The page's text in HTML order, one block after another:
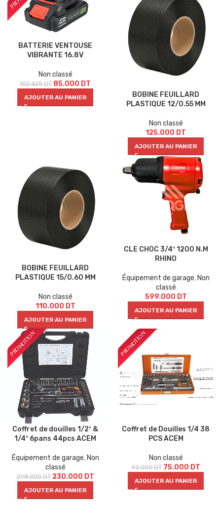
BATTERIE VENTOUSE
VIBRANTE 16.8V
Non classé
102.425DT 85.000 DT
AJOUTER AU PANIER
BOBINE FEUILLARD
PLASTIQUE 12/0.55 MM
Non classé
125.000 DT
AJOUTER AU PANIER
BOBINE FEUILLARD
PLASTIQUE 15/0.60 MM
Non classé
110.000 DT
AJOUTER AU PANIER
CLE CHOC 3/4″ 1200 N.M
RHINO
Équipement de garage, Non
classé
599.000 DT
AJOUTER AU PANIER
Coffret de douilles 1/2″ &
1/4″ 6pans 44pcs ACEM
Équipement de garage, Non
classé
298.000DT 230.000 DT
AJOUTER AU PANIER
Coffret de Douilles 1/4 38
PCS ACEM
Non classé
93.000DT 75.000 DT
AJOUTER AU PANIER